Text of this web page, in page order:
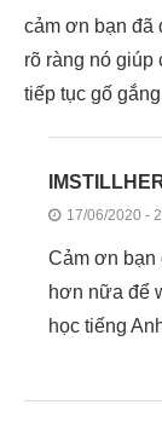
cảm ơn bạn đã
rõ ràng nó giúp
tiếp tục gố
17/06/2020 -
Cảm ơn bạn
hơn nữa để
học tiếng